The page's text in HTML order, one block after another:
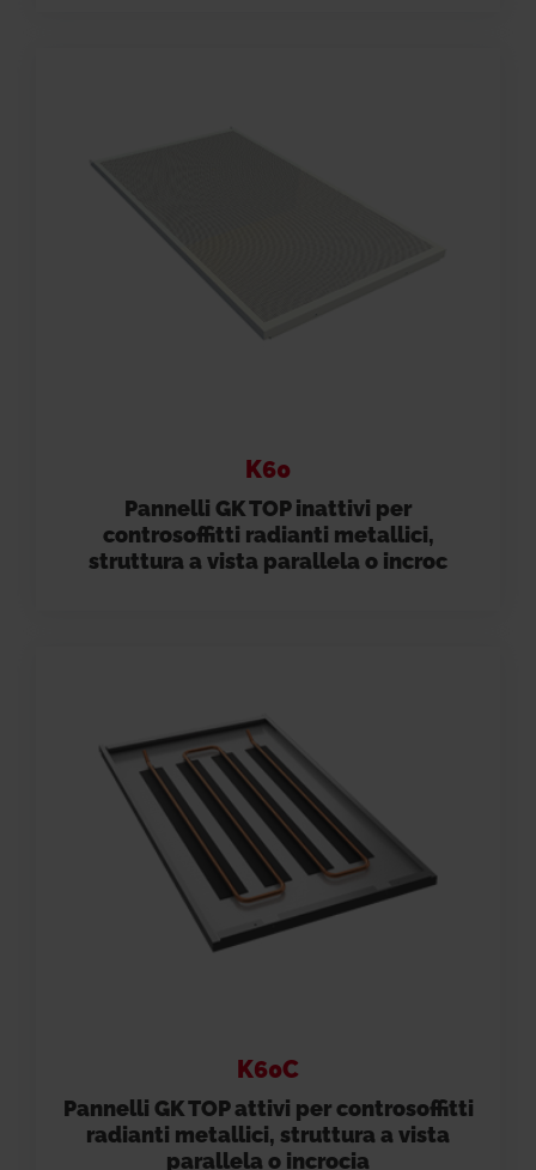
K60
Pannelli GK TOP inattivi per
controsoffitti radianti metallici,
struttura a vista parallela o incroc
K60C
Pannelli GK TOP attivi per controsoffitti
radianti metallici, struttura a vista
parallela o incrocia